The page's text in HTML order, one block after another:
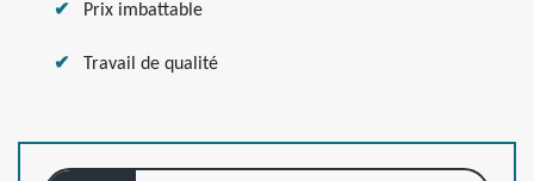
Prix imbattable
Travail de qualité